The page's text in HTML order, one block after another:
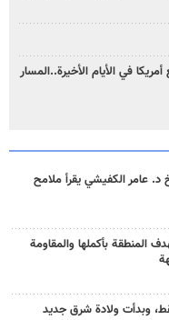
في الأيام الأخيرة..المسار
عامر الكفيشي يقرأ ملامح
المنطقة بأكملها والمقاومة
وبدأت ولادة شرق جديد